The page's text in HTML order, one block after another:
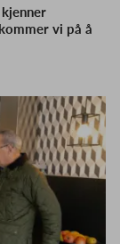
vi på å